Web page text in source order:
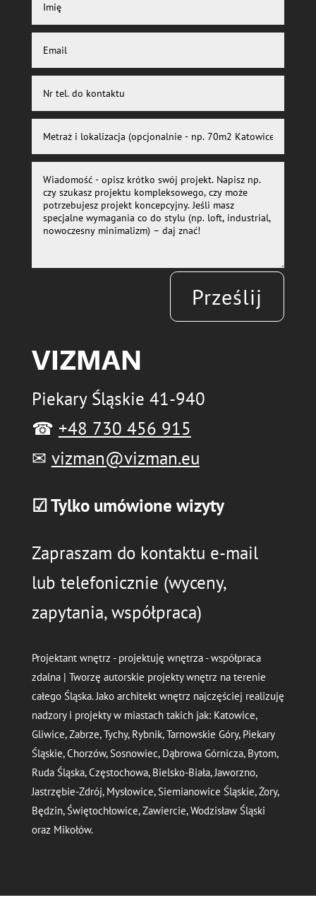
Prześlij
VIZMAN
Piekary Śląskie 41-940
☎ +48 730 456 915
✉ vizman@vizman.eu
☑ Tylko umówione wizyty
Zapraszam do kontaktu e-mail
lub telefonicznie (wyceny,
zapytania, współpraca)
Projektant wnętrz - projektuję wnętrza - współpraca
zdalna | Tworzę autorskie projekty wnętrz na terenie
całego Śląska. Jako architekt wnętrz najczęściej realizuję
nadzory i projekty w miastach takich jak: Katowice,
Gliwice, Zabrze, Tychy, Rybnik, Tarnowskie Góry, Piekary
Śląskie, Chorzów, Sosnowiec, Dąbrowa Górnicza, Bytom,
Ruda Śląska, Częstochowa, Bielsko-Biała, Jaworzno,
Jastrzębie-Zdrój, Mysłowice, Siemianowice Śląskie, Żory,
Będzin, Świętochłowice, Zawiercie, Wodzisław Śląski
oraz Mikołów.